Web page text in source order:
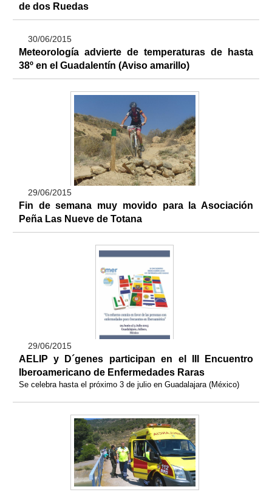
de dos Ruedas
30/06/2015
Meteorología advierte de temperaturas de hasta
38º en el Guadalentín (Aviso amarillo)
29/06/2015
Fin de semana muy movido para la Asociación
Peña Las Nueve de Totana
29/06/2015
AELIP y D´genes participan en el III Encuentro
Iberoamericano de Enfermedades Raras
Se celebra hasta el próximo 3 de julio en Guadalajara (México)